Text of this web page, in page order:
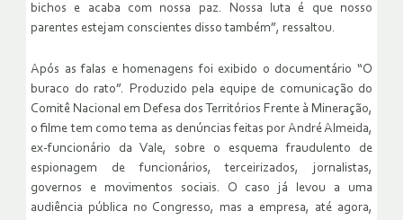
bichos e acaba com nossa paz. Nossa luta é que nosso
parentes estejam conscientes disso também”, ressaltou.
Após as falas e homenagens foi exibido o documentário “O
buraco do rato”. Produzido pela equipe de comunicação do
Comitê Nacional em Defesa dos Territórios Frente à Mineração,
o filme tem como tema as denúncias feitas por André Almeida,
ex-funcionário da Vale, sobre o esquema fraudulento de
espionagem de funcionários, terceirizados, jornalistas,
governos e movimentos sociais. O caso já levou a uma
audiência pública no Congresso, mas a empresa, até agora,